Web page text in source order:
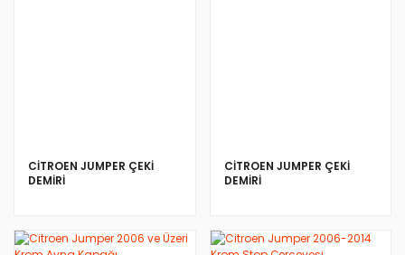
CİTROEN JUMPER ÇEKİ
DEMİRİ
CİTROEN JUMPER ÇEKİ
DEMİRİ